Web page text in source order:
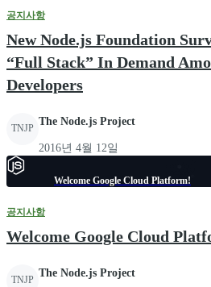
공지사항
New Node.js Foundation
“Full Stack” In Demand
Developers
TNJP
The Node.js Project
2016년 4월 12일
Welcome Google Cloud Platform!
공지사항
Welcome Google Cloud
TNJP
The Node.js Project